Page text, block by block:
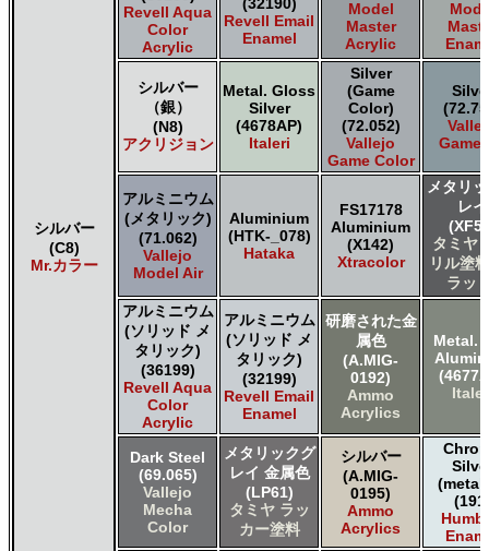
タミヤ タミヤ トップコート/サーフェイサー/プライマー
タミヤ タミヤ ラッカー塗料
タミヤ タミヤスプレー
タミヤ タミヤスプレー
ＧＳＩクレオス Mr.カラー
ＧＳＩクレオス Mr.カラー GX
ＧＳＩクレオス Mr.カラー 色ノ源
ＧＳＩクレオス Mr.カラー スーパーメタリック
ＧＳＩクレオス Mr.カラー スーパーメタリック 2
ＧＳＩクレオス Mr.カラースプレー
ＧＳＩクレオス Mr.クリアカラーGX
ＧＳＩクレオス Mr.クリスタルカラー
ＧＳＩクレオス Mr.サーフェイサー/プライマー
ＧＳＩクレオス Mr.トップコート
ＧＳＩクレオス Mr.メタリックカラーGX
ＧＳＩクレオス Mr.メタルカラー
ＧＳＩクレオス アクリジョン
ＧＳＩクレオス ガンダムカラー
ＧＳＩクレオス ガンダムカラースプレー
ＧＳＩクレオス ガンダムマーカー
ＧＳＩクレオス 水性ホビーカラー
シルバー
(C8)
Mr.カラー
Revell Aqua
Color
Acrylic
Revell Email
Enamel
Model
Master
Acrylic
シルバー
（銀）
(N8)
アクリジョン
Metal. Gloss
Silver
(4678AP)
Italeri
Silver
(Game
Color)
(72.052)
Vallejo
Game Color
Game
アルミニウム
(メタリック)
(71.062)
Vallejo
Model Air
Aluminium
(HTK-_078)
Hataka
FS17178
Aluminium
(X142)
Xtracolor
メタリ
レイ
タミヤ
リル塗
ラッ
アルミニウム
(ソリッド メ
タリック)
(36199)
Revell Aqua
Color
Acrylic
アルミニウム
(ソリッド メ
タリック)
(32199)
Revell Email
Enamel
研磨された金
属色
(A.MIG-
0192)
Ammo
Acrylics
Metal.
Dark Steel
(69.065)
Vallejo
Mecha
Color
メタリックグ
レイ 金属色
(LP61)
タミヤ ラッ
カー塗料
シルバー
(A.MIG-
0195)
Ammo
Acrylics